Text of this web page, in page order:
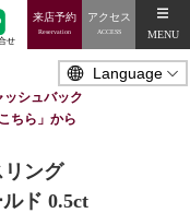
せ
来店予約
Reservation
アクセス
ACCESS MENU
シュバック
ちら」から
ング
ド 0.5ct